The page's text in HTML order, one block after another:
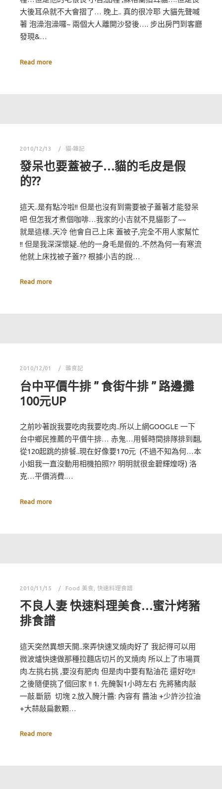
大後耳朵就不大會摺了… 晚上.. 真的很冷耶 大貓先聲喊
著 泡澡泡澡囉~ 兩個大人離開沙發後…. 步出房門到客廳
發現&…
Read more
2010/12/13 貓-雜記
發呆也要蓋被子…貓的毛皮是假
的??
這天..是有點冷啦!! 但是也沒有到需要被子蓋著才能發呆
吧 但怎我才煮個咖啡…我家的小吉就不見貓影了~~
就是這樣..天冷 他會自己上床 蓋被子,完全不用人家幫忙
!! 但是我深深懷疑..他的一身毛是假的..不然為何一有寒流
他就上床找被子蓋?? 根據小吉的說…
Read more
2010/12/01 雜食記
台中平價牛排 ” 食街牛排 ” 路邊攤
100元UP
之前吵著說我要吃肉我要吃肉..所以上網GOOGLE 一下
台中鄉民推薦的平價牛排… 赤鬼…用餐時間排隊排到翻,
從120起跳的排餐..現在好像要170元 (不過不知為何…本
小姐我一直沒動用相機拍照?? 明明就很金碧輝煌呀) 洛
克…平價消費.…
Read more
2010/11/15 Food 美食 快速料理食譜
不良人妻 快速料理美食…蜜汁烤豬
排食譜
這天突然異想天開..來弄快速叉燒肉好了 我記得可以用
微波爐快速做那種拉麵店切片的叉燒肉 所以上了市場買
肉.左挑右挑 ,要沒有肥肉 但是肉中要有點油花 還好吃!!
之後隨便挑了個回家 !! 1. 先醃製1小時左右 先將豬肉敲
一敲.斷筋 切塊 2.放入醃汁醬: 內容有 醬油 +少許沙拉油
+大蒜敲扁數顆…
Read more